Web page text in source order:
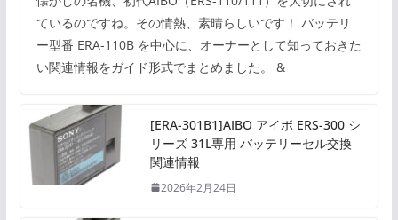
ているのですね。その情熱、素晴らしいです！ バッテリ
ー型番 ERA-110B を中心に、オーナーとして知っておきた
い関連情報をガイド形式でまとめました。 &
[ERA-301B1]AIBO アイボ ERS-300 シ
リーズ 31L専用 バッテリーセル交換
関連情報
2026年2月24日